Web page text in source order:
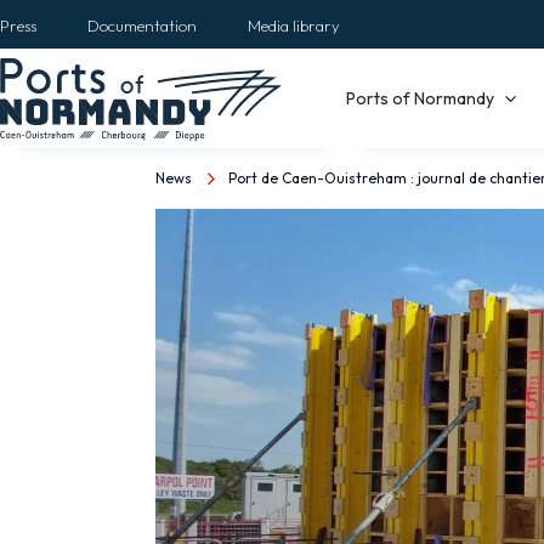
Skip
to
main
content
Press Documentation Media library
Main
Ports of Normandy
Breadcrumb
News Port de Caen-Ouistreham : journal de
Port
de
Caen-
Ouistreham
:
journal